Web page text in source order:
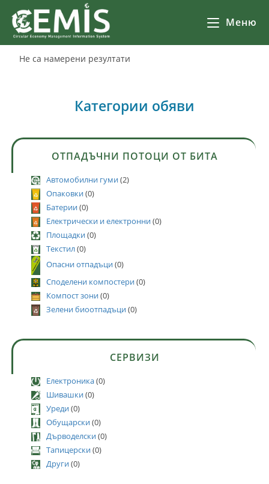
Меню
Не са намерени резултати
Категории обяви
ОТПАДЪЧНИ ПОТОЦИ ОТ БИТА
Автомобилни гуми(2)
Опаковки(0)
Батерии(0)
Електрически и електронни(0)
Площадки(0)
Текстил(0)
Опасни отпадъци(0)
Споделени компостери(0)
Компост зони(0)
Зелени биоотпадъци(0)
СЕРВИЗИ
Електроника(0)
Шивашки(0)
Уреди(0)
Обущарски(0)
Дърводелски(0)
Тапицерски(0)
Други(0)